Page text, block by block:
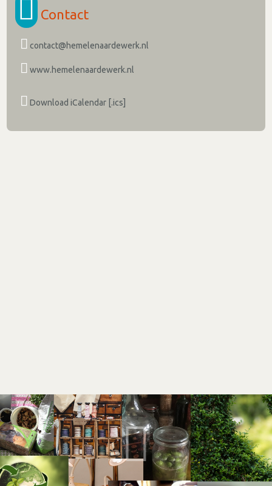
Contact
contact@hemelenaardewerk.nl
www.hemelenaardewerk.nl
Download iCalendar [.ics]